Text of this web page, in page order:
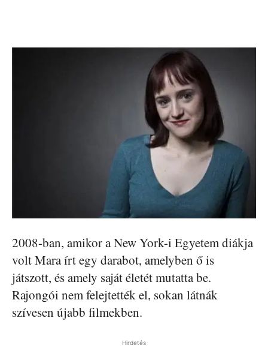
2008-ban, amikor a New York-i Egyetem diákja
volt Mara írt egy darabot, amelyben ő is
játszott, és amely saját életét mutatta be.
Rajongói nem felejtették el, sokan látnák
szívesen újabb filmekben.
Hirdetés